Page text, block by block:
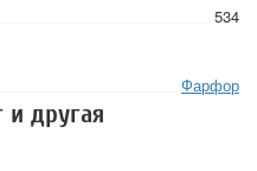
534
Фарфор
и другая